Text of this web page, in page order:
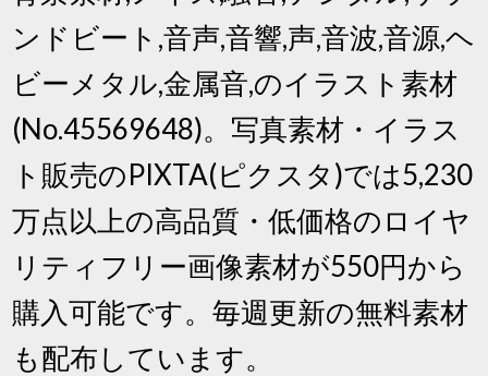
ンドビート,音声,音響,声,音波,音源,ヘ
ビーメタル,金属音,のイラスト素材
(No.45569648)。写真素材・イラス
ト販売のPIXTA(ピクスタ)では5,230
万点以上の高品質・低価格のロイヤ
リティフリー画像素材が550円から
購入可能です。毎週更新の無料素材
も配布しています。